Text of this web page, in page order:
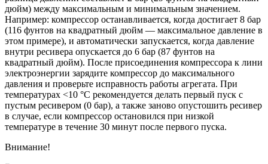
дюйм) между максимальным и минимальным значением.
Например: компрессор останавливается, когда достигает 8 бар
(116 фунтов на квадратный дюйм — максимальное давление в
этом примере), и автоматически запускается, когда давление
внутри ресивера опускается до 6 бар (87 фунтов на
квадратный дюйм). После присоединения компрессора к лини
электроэнергии зарядите компрессор до максимального
давления и проверьте исправность работы агрегата. При
температурах <10 °C рекомендуется делать первый пуск с
пустым ресивером (0 бар), а также заново опустошить ресивер
в случае, если компрессор остановился при низкой
температуре в течение 30 минут после первого пуска.
Внимание!